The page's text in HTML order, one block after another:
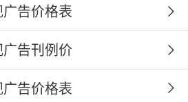
告价格表
告刊例价
告价格表